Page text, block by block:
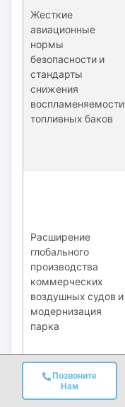
Позвоните
Нам
Жесткие
авиационные
нормы
безопасности и
стандарты
снижения
воспламеняемости
топливных баков
Расширение
глобального
производства
коммерческих
воздушных судов и
модернизация
парка